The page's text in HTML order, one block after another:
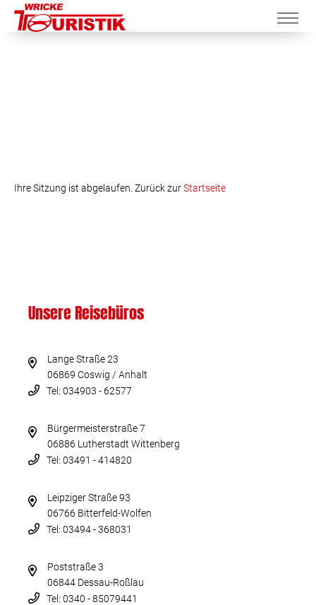
Ihre Sitzung ist abgelaufen. Zurück zurStartseite
Unsere Reisebüros
Lange Straße 23
06869 Coswig / Anhalt
Tel: 034903 - 62577
Bürgermeisterstraße 7
06886 Lutherstadt Wittenberg
Tel: 03491 - 414820
Leipziger Straße 93
06766 Bitterfeld-Wolfen
Tel: 03494 - 368031
Poststraße 3
06844 Dessau-Roßlau
Tel: 0340 - 85079441